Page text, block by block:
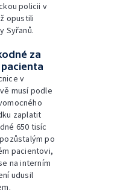
policii v
opustili
Syřanů.
za
v
musí podle
zaplatit
650 tisíc
po
pacientovi,
na interním
udusil